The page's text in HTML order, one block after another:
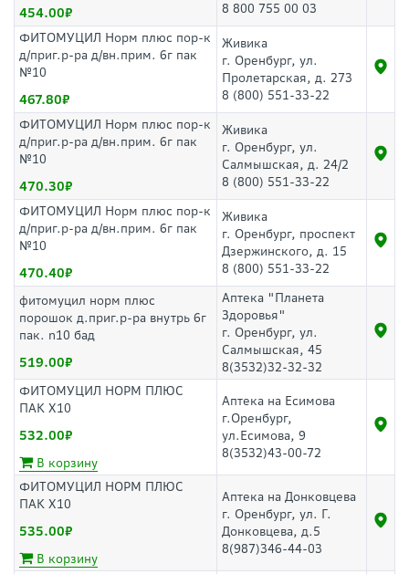
454.00
8 800 755 00 03
ФИТОМУЦИЛ Норм плюс пор-к
д/приг.р-ра д/вн.прим. 6г пак
№10
467.80
Живика
г. Оренбург, ул.
Пролетарская, д. 273
8 (800) 551-33-22
ФИТОМУЦИЛ Норм плюс пор-к
д/приг.р-ра д/вн.прим. 6г пак
№10
470.30
Живика
г. Оренбург, ул.
Салмышская, д. 24/2
8 (800) 551-33-22
ФИТОМУЦИЛ Норм плюс пор-к
д/приг.р-ра д/вн.прим. 6г пак
№10
470.40
Живика
г. Оренбург, проспект
Дзержинского, д. 15
8 (800) 551-33-22
фитомуцил норм плюс
порошок д.приг.р-ра внутрь 6г
пак. n10 бад
519.00
Аптека "Планета
Здоровья"
г. Оренбург, ул.
Салмышская, 45
8(3532)32-32-32
ФИТОМУЦИЛ НОРМ ПЛЮС
ПАК Х10
532.00
В корзину
Аптека на Есимова
г.Оренбург,
ул.Есимова, 9
8(3532)43-00-72
ФИТОМУЦИЛ НОРМ ПЛЮС
ПАК Х10
535.00
В корзину
Аптека на Донковцева
г. Оренбург, ул. Г.
Донковцева, д.5
8(987)346-44-03